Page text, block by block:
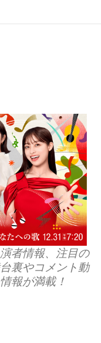
者情報、注目の
裏やコメント動
報が満載！